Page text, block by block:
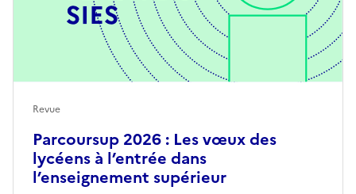
Parcoursup 2026 : Les vœux des
lycéens à l’entrée dans
l’enseignement supérieur
Revue